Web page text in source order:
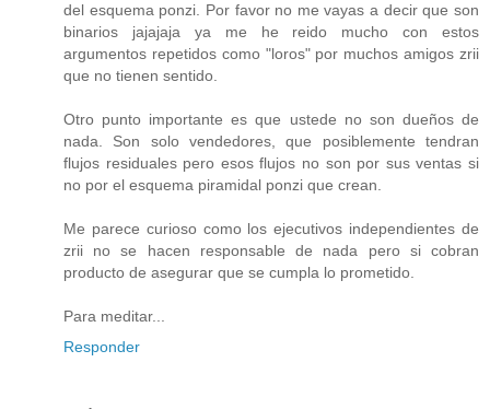
del esquema ponzi. Por favor no me vayas a decir que son
binarios jajajaja ya me he reido mucho con estos
argumentos repetidos como "loros" por muchos amigos zrii
que no tienen sentido.
Otro punto importante es que ustede no son dueños de
nada. Son solo vendedores, que posiblemente tendran
flujos residuales pero esos flujos no son por sus ventas si
no por el esquema piramidal ponzi que crean.
Me parece curioso como los ejecutivos independientes de
zrii no se hacen responsable de nada pero si cobran
producto de asegurar que se cumpla lo prometido.
Para meditar...
Responder